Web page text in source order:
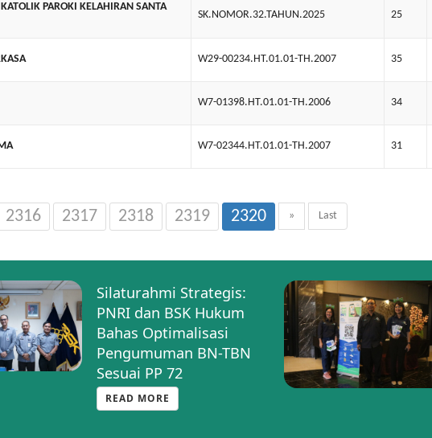
PAROKI KELAHIRAN SANTA
SK.NOMOR.32.TAHUN.2025 25
W29-00234.HT.01.01-TH.2007 35
W7-01398.HT.01.01-TH.2006 34
W7-02344.HT.01.01-TH.2007 31
2316 2317 2318 2319 2320 » Last
Silaturahmi Strategis:
PNRI dan BSK Hukum
Bahas Optimalisasi
Pengumuman BN-TBN
Sesuai PP 72
READ MORE